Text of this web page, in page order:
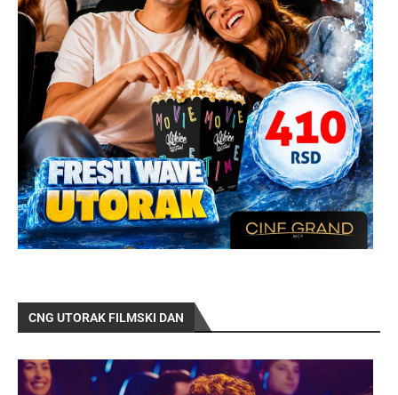
CNG UTORAK FILMSKI DAN